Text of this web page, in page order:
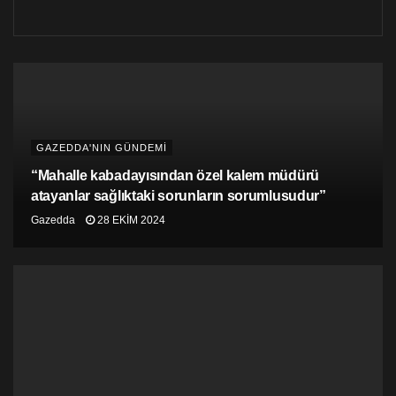
GAZEDDA'NIN GÜNDEMİ
“Mahalle kabadayısından özel kalem müdürü
atayanlar sağlıktaki sorunların sorumlusudur”
Gazedda 28 EKIM 2024